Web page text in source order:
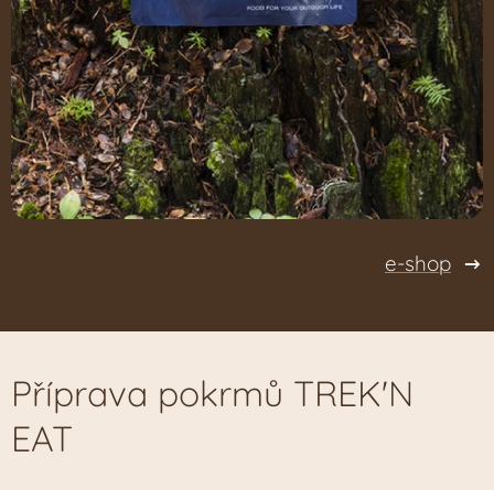
e-shop
Příprava pokrmů TREK'N
EAT